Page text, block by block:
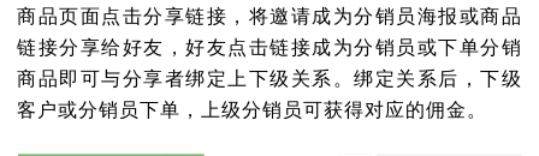
商品页面点击分享链接，将邀请成为分销员海报或商品
链接分享给好友，好友点击链接成为分销员或下单分销
商品即可与分享者绑定上下级关系。绑定关系后，下级
客户或分销员下单，上级分销员可获得对应的佣金。